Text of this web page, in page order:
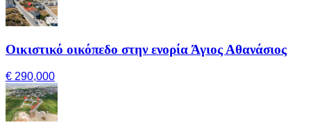
Οικιστικό οικόπεδο στην ενορία Άγιος Αθανάσιος
€ 290,000